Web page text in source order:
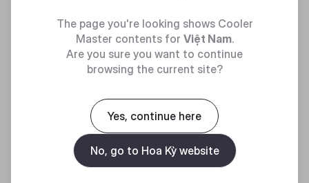
HAF 700
The page you're looking shows Cooler
Master contents for Việt Nam.
Are you sure you want to continue
browsing the current site?
Yes, continue here
No, go to Hoa Kỳ website